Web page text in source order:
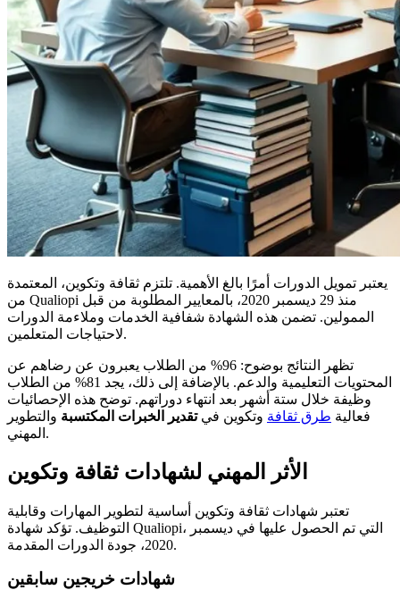
يعتبر تمويل الدورات أمرًا بالغ الأهمية. تلتزم ثقافة وتكوين، المعتمدة
من Qualiopi منذ 29 ديسمبر 2020، بالمعايير المطلوبة من قبل
الممولين. تضمن هذه الشهادة شفافية الخدمات وملاءمة الدورات
لاحتياجات المتعلمين.
تظهر النتائج بوضوح: 96% من الطلاب يعبرون عن رضاهم عن
المحتويات التعليمية والدعم. بالإضافة إلى ذلك، يجد 81% من الطلاب
وظيفة خلال ستة أشهر بعد انتهاء دوراتهم. توضح هذه الإحصائيات
فعالية طرق ثقافة وتكوين فيتقدير الخبرات المكتسبة والتطوير
المهني.
الأثر المهني لشهادات ثقافة وتكوين
تعتبر شهادات ثقافة وتكوين أساسية لتطوير المهارات وقابلية
التوظيف. تؤكد شهادة Qualiopi، التي تم الحصول عليها في ديسمبر
2020، جودة الدورات المقدمة.
شهادات خريجين سابقين